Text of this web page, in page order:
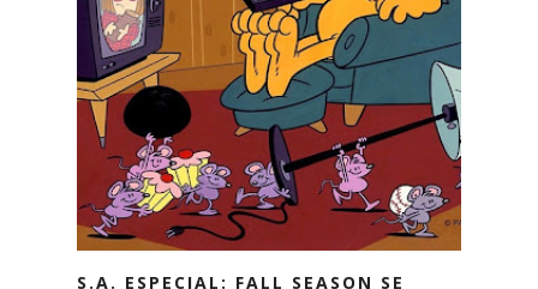
S.A. ESPECIAL: FALL SEASON SE